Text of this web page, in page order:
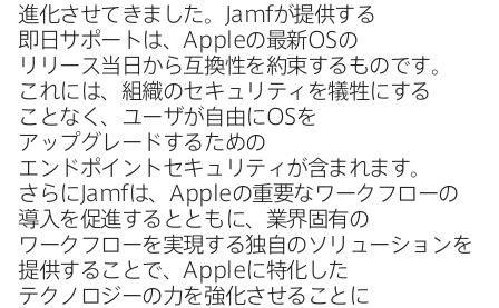
進化させてきました。
Jamfが​提供する​
即日サポートは、 Appleの​最新OSの​
リリース当日から​互換性を​約束する​ものです。​
これには、​組織の​セキュリティを​犠牲に​する​
ことなく、​ユーザが​自由にOSを​
アップグレードする​ための​
エンドポイントセキュリティが​含まれます。​
さらに Jamfは、 Appleの​重要な​ワークフローの​
導入を​促進するとともに、​業界固有の​
ワークフローを​実現する​独自の​ソリューションを​
提供する​ことで、 Appleに​特化した​
テクノロジーの​力を​強化させる​ことに​